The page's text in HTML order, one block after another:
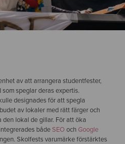
av att arrangera studentfester,
speglar deras expertis.
designades för att spegla
av lokaler med rätt färger och
lokal de gillar. För att öka
bådeSEO och Google
Skolfests varumärke förstärktes